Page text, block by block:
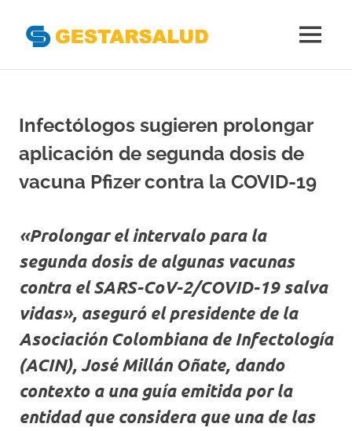
contenido
del
Aseguramiento
de
la
Salud
MENÚ
Infectólogos sugieren prolongar
aplicación de segunda dosis de
vacuna Pfizer contra la COVID-19
«Prolongar el intervalo para la
segunda dosis de algunas vacunas
contra el SARS-CoV-2/COVID-19 salva
vidas», aseguró el presidente de la
Asociación Colombiana de Infectología
(ACIN), José Millán Oñate, dando
contexto a una guía emitida por la
entidad que considera que una de las